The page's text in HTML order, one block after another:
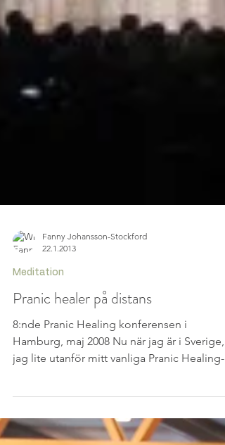
Fanny Johansson-Stockford
22.1.2013
Meditation
Pranic healer på distans
8:nde Pranic Healing konferensen i
jag lite utanför mitt vanliga Pranic Healing-